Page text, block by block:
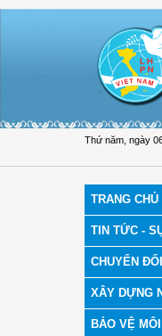
Thứ năm, ngày
Hội LHPN
TRANG CHỦ
TIN TỨC -
CHUYỂN
XÂY DỰNG
BẢO VỆ